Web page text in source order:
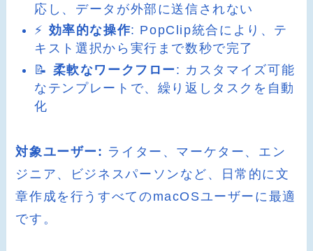
応し、データが外部に送信されない
⚡ 効率的な操作: PopClip統合により、テ
キスト選択から実行まで数秒で完了
📝 柔軟なワークフロー: カスタマイズ可能
なテンプレートで、繰り返しタスクを自動
化
対象ユーザー: ライター、マーケター、エン
ジニア、ビジネスパーソンなど、日常的に文
章作成を行うすべてのmacOSユーザーに最適
です。